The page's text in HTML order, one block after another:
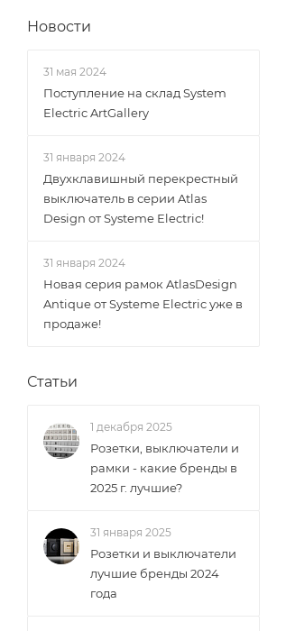
Новости
31 мая 2024
Поступление на склад System
Electric ArtGallery
31 января 2024
Двухклавишный перекрестный
выключатель в серии Atlas
Design от Systeme Electric!
31 января 2024
Новая серия рамок AtlasDesign
Antique от Systeme Electric уже в
продаже!
Статьи
1 декабря 2025
Розетки, выключатели и
рамки - какие бренды в
2025 г. лучшие?
31 января 2025
Розетки и выключатели
лучшие бренды 2024
года